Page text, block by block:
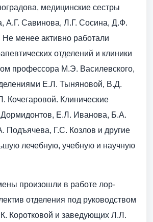
медицинские сестры
А.Г. Савинова, Л.Г. Сосина, Д.Ф.
Не менее активно работали
отделений и клиники
профессора М.Э. Василевского,
Е.Л. Тыняновой, В.Д.
Кочегаровой. Клинические
Е.Л. Иванова, Б.А.
Подъячева, Г.С. Козлов и другие
лечебную, учебную и научную
произошли в работе лор­
отделения под руководством
Коротковой и заведующих Л.Л.